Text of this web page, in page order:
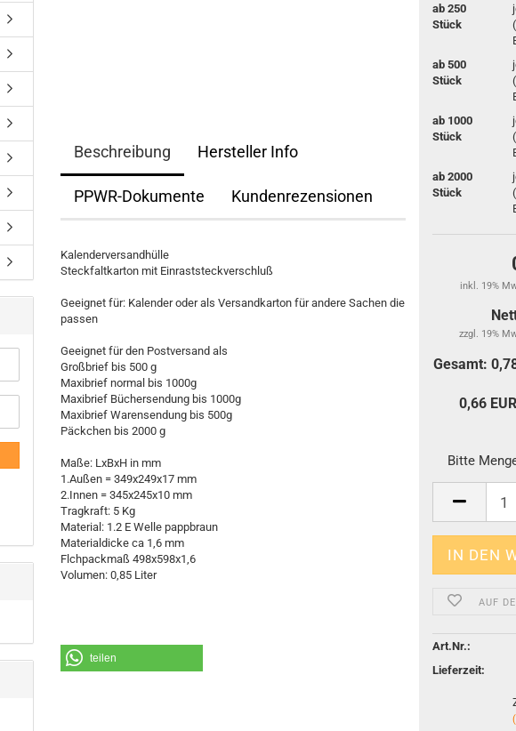
ab 250
Stück
ab 500
Stück
ab 1000
Stück
ab 2000
Stück
inkl. 19%
zzgl. 19%
Gesamt:
0,66EUR
Bitte
AUF
Art.Nr.:
Lieferzeit:
Beschreibung Hersteller Info
PPWR-Dokumente Kundenrezensionen
Kalenderversandhülle
Steckfaltkarton mit Einraststeckverschluß
Geeignet für: Kalender oder als Versandkarton für andere Sachen die
passen
Geeignet für den Postversand als
Großbrief bis 500 g
Maxibrief normal bis 1000g
Maxibrief Büchersendung bis 1000g
Maxibrief Warensendung bis 500g
Päckchen bis 2000 g
Maße: LxBxH in mm
1.Außen = 349x249x17 mm
2.Innen = 345x245x10 mm
Tragkraft: 5 Kg
Material: 1.2 E Welle pappbraun
Materialdicke ca 1,6 mm
Flchpackmaß 498x598x1,6
Volumen: 0,85 Liter
teilen